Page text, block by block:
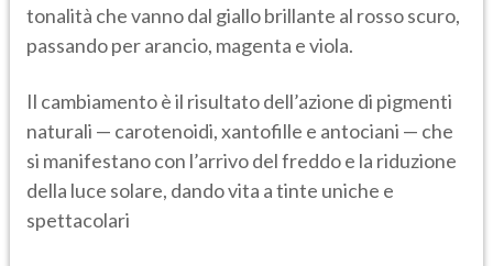
tonalità che vanno dal giallo brillante al rosso scuro,
passando per arancio, magenta e viola.
Il cambiamento è il risultato dell’azione di pigmenti
naturali — carotenoidi, xantofille e antociani — che
si manifestano con l’arrivo del freddo e la riduzione
della luce solare, dando vita a tinte uniche e
spettacolari